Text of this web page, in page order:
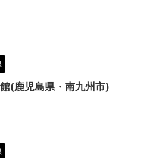
(鹿児島県・南九州市)